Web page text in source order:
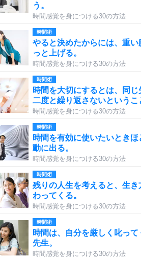
う。
時間感覚を身につける30の方法
時間術
やると決めたからには、重い
っと上げる。
時間感覚を身につける30の方法
時間術
時間を大切にするとは、同じ
二度と繰り返さないというこ
時間感覚を身につける30の方法
時間術
時間を有効に使いたいときほ
動に出る。
時間感覚を身につける30の方法
時間術
残りの人生を考えると、生き
わってくる。
時間感覚を身につける30の方法
時間術
時間は、自分を厳しく叱って
先生。
時間感覚を身につける30の方法